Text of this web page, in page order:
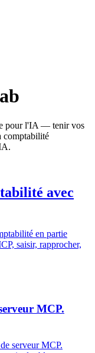
pour l'IA — tenir vos
comptabilité
avec
en partie
saisir, rapprocher,
MCP.
serveur MCP.